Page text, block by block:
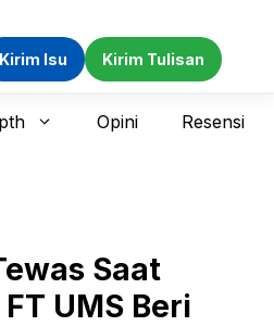
Kirim Isu Kirim Tulisan
Opini Resensi
Saat
UMS Beri